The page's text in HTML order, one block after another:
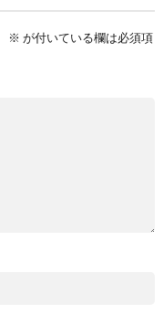
※ が付いている欄は必須項